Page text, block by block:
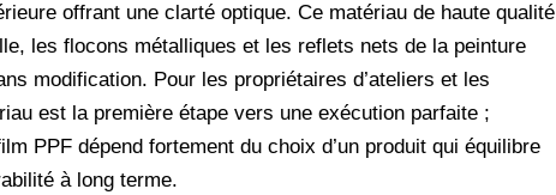
offrant une clarté optique. Ce matériau de haute qualité
les flocons métalliques et les reflets nets de la peinture
modification. Pour les propriétaires d’ateliers et les
est la première étape vers une exécution parfaite ;
PPF dépend fortement du choix d’un produit qui équilibre
à long terme.